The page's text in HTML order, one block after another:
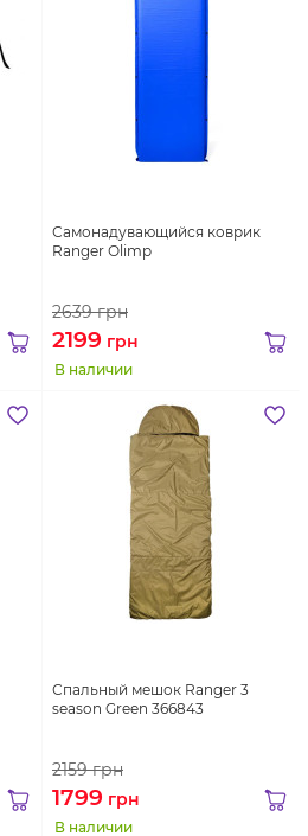
Самонадувающийся коврик
Ranger Оlimp
2639грн
2199 грн
В наличии
Спальный мешок Ranger 3
season Green 366843
2159грн
1799 грн
В наличии